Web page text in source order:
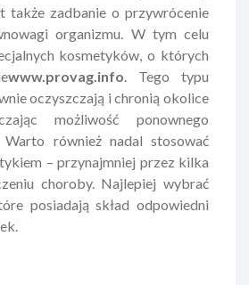
także zadbanie o przywrócenie
organizmu. W tym celu
kosmetyków, o których
www.provag.info . Tego typu
oczyszczają i chronią okolice
możliwość ponownego
Warto również nadal stosować
– przynajmniej przez kilka
choroby. Najlepiej wybrać
posiadają skład odpowiedni